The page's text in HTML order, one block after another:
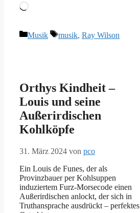
Wird
Kategorien
Musik Schlagwörter
musik, Ray Wilson
Orthys Kindheit –
Louis und seine
Außerirdischen
Kohlköpfe
31. März 2024 von pco
Ein Louis de Funes, der als
Provinzbauer per Kohlsuppen
induziertem Furz-Morsecode einen
Außerirdischen anlockt, der sich in
Truthansprache ausdrückt – perfektes